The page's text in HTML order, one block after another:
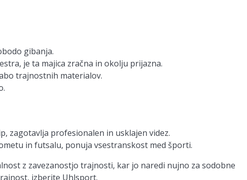
gibanja.
je ta majica zračna in okolju prijazna.
trajnostnih materialov.
zagotavlja profesionalen in usklajen videz.
in futsalu, ponuja vsestranskost med športi.
z zavezanostjo trajnosti, kar jo naredi nujno za sodobne
izberite Uhlsport.